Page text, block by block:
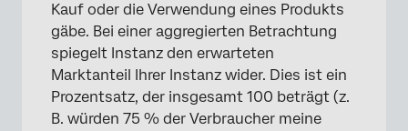
Kauf oder die Verwendung eines Produkts
gäbe. Bei einer aggregierten Betrachtung
spiegelt Instanz den erwarteten
Marktanteil Ihrer Instanz wider. Dies ist ein
Prozentsatz, der insgesamt 100 beträgt (z.
B. würden 75 % der Verbraucher meine